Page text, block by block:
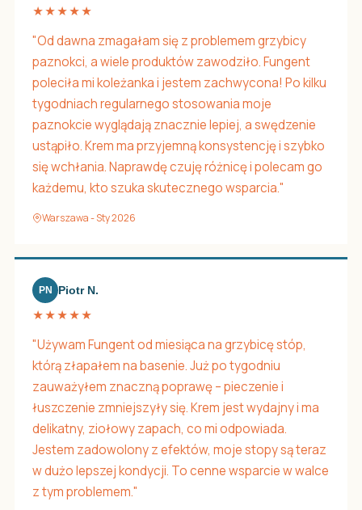
★★★★★
"Od dawna zmagałam się z problemem grzybicy
paznokci, a wiele produktów zawodziło. Fungent
poleciła mi koleżanka i jestem zachwycona! Po kilku
tygodniach regularnego stosowania moje
paznokcie wyglądają znacznie lepiej, a swędzenie
ustąpiło. Krem ma przyjemną konsystencję i szybko
się wchłania. Naprawdę czuję różnicę i polecam go
każdemu, kto szuka skutecznego wsparcia."
Warszawa - Sty 2026
PN Piotr N.
★★★★★
"Używam Fungent od miesiąca na grzybicę stóp,
którą złapałem na basenie. Już po tygodniu
zauważyłem znaczną poprawę – pieczenie i
łuszczenie zmniejszyły się. Krem jest wydajny i ma
delikatny, ziołowy zapach, co mi odpowiada.
Jestem zadowolony z efektów, moje stopy są teraz
w dużo lepszej kondycji. To cenne wsparcie w walce
z tym problemem."